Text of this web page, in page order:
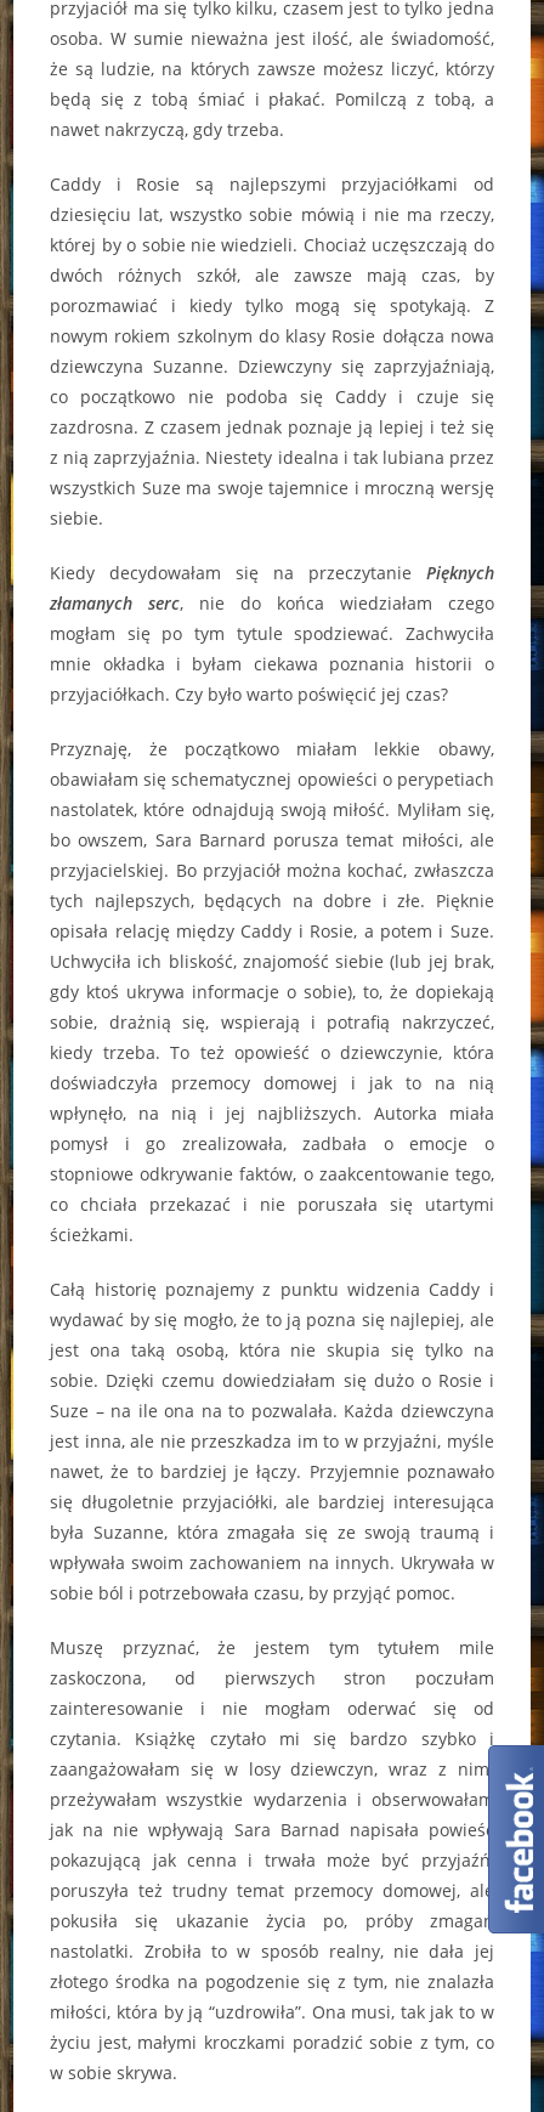
przyjaciół ma się tylko kilku, czasem jest to tylko jedna
osoba. W sumie nieważna jest ilość, ale świadomość,
że są ludzie, na których zawsze możesz liczyć, którzy
będą się z tobą śmiać i płakać. Pomilczą z tobą, a
nawet nakrzyczą, gdy trzeba.
Caddy i Rosie są najlepszymi przyjaciółkami od
dziesięciu lat, wszystko sobie mówią i nie ma rzeczy,
której by o sobie nie wiedzieli. Chociaż uczęszczają do
dwóch różnych szkół, ale zawsze mają czas, by
porozmawiać i kiedy tylko mogą się spotykają. Z
nowym rokiem szkolnym do klasy Rosie dołącza nowa
dziewczyna Suzanne. Dziewczyny się zaprzyjaźniają,
co początkowo nie podoba się Caddy i czuje się
zazdrosna. Z czasem jednak poznaje ją lepiej i też się
z nią zaprzyjaźnia. Niestety idealna i tak lubiana przez
wszystkich Suze ma swoje tajemnice i mroczną wersję
siebie.
Kiedy decydowałam się na przeczytanie Pięknych
złamanych serc, nie do końca wiedziałam czego
mogłam się po tym tytule spodziewać. Zachwyciła
mnie okładka i byłam ciekawa poznania historii o
przyjaciółkach. Czy było warto poświęcić jej czas?
Przyznaję, że początkowo miałam lekkie obawy,
obawiałam się schematycznej opowieści o perypetiach
nastolatek, które odnajdują swoją miłość. Myliłam się,
bo owszem, Sara Barnard porusza temat miłości, ale
przyjacielskiej. Bo przyjaciół można kochać, zwłaszcza
tych najlepszych, będących na dobre i złe. Pięknie
opisała relację między Caddy i Rosie, a potem i Suze.
Uchwyciła ich bliskość, znajomość siebie (lub jej brak,
gdy ktoś ukrywa informacje o sobie), to, że dopiekają
sobie, drażnią się, wspierają i potrafią nakrzyczeć,
kiedy trzeba. To też opowieść o dziewczynie, która
doświadczyła przemocy domowej i jak to na nią
wpłynęło, na nią i jej najbliższych. Autorka miała
pomysł i go zrealizowała, zadbała o emocje o
stopniowe odkrywanie faktów, o zaakcentowanie tego,
co chciała przekazać i nie poruszała się utartymi
ścieżkami.
Całą historię poznajemy z punktu widzenia Caddy i
wydawać by się mogło, że to ją pozna się najlepiej, ale
jest ona taką osobą, która nie skupia się tylko na
sobie. Dzięki czemu dowiedziałam się dużo o Rosie i
Suze – na ile ona na to pozwalała. Każda dziewczyna
jest inna, ale nie przeszkadza im to w przyjaźni, myśle
nawet, że to bardziej je łączy. Przyjemnie poznawało
się długoletnie przyjaciółki, ale bardziej interesująca
była Suzanne, która zmagała się ze swoją traumą i
wpływała swoim zachowaniem na innych. Ukrywała w
sobie ból i potrzebowała czasu, by przyjąć pomoc.
Muszę przyznać, że jestem tym tytułem mile
zaskoczona, od pierwszych stron poczułam
zainteresowanie i nie mogłam oderwać się od
czytania. Książkę czytało mi się bardzo szybko i
zaangażowałam się w losy dziewczyn, wraz z nimi
przeżywałam wszystkie wydarzenia i obserwowałam
jak na nie wpływają Sara Barnad napisała powieść
pokazującą jak cenna i trwała może być przyjaźń,
poruszyła też trudny temat przemocy domowej, ale
pokusiła się ukazanie życia po, próby zmagań
nastolatki. Zrobiła to w sposób realny, nie dała jej
złotego środka na pogodzenie się z tym, nie znalazła
miłości, która by ją “uzdrowiła”. Ona musi, tak jak to w
życiu jest, małymi kroczkami poradzić sobie z tym, co
w sobie skrywa.